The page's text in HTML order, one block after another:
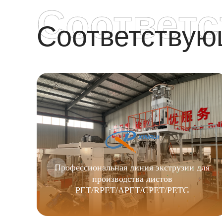
Профессиональная линия экструзии для
производства листов
PET/RPET/APET/CPET/PETG